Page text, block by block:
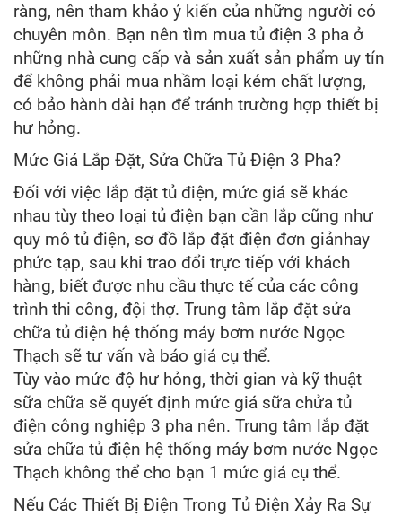
ràng, nên tham khảo ý kiến của những người có
chuyên môn. Bạn nên tìm mua tủ điện 3 pha ở
những nhà cung cấp và sản xuất sản phẩm uy tín
để không phải mua nhầm loại kém chất lượng,
có bảo hành dài hạn để tránh trường hợp thiết bị
hư hỏng.
Mức Giá Lắp Đặt, Sửa Chữa Tủ Điện 3 Pha?
Đối với việc lắp đặt tủ điện, mức giá sẽ khác
nhau tùy theo loại tủ điện bạn cần lắp cũng như
quy mô tủ điện, sơ đồ lắp đặt điện đơn giảnhay
phức tạp, sau khi trao đổi trực tiếp với khách
hàng, biết được nhu cầu thực tế của các công
trình thi công, đội thợ. Trung tâm lắp đặt sửa
chữa tủ điện hệ thống máy bơm nước Ngọc
Thạch sẽ tư vấn và báo giá cụ thể.
Tùy vào mức độ hư hỏng, thời gian và kỹ thuật
sữa chữa sẽ quyết định mức giá sữa chửa tủ
điện công nghiệp 3 pha nên. Trung tâm lắp đặt
sửa chữa tủ điện hệ thống máy bơm nước Ngọc
Thạch không thể cho bạn 1 mức giá cụ thể.
Nếu Các Thiết Bị Điện Trong Tủ Điện Xảy Ra Sự